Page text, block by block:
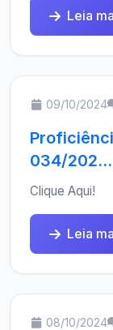
Leia
09/10/2024
034/202...
Clique Aqui!
Leia
08/10/2024